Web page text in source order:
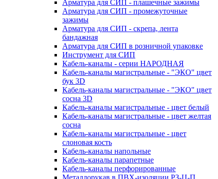
Арматура для СИП - плашечные зажимы
Арматура для СИП - промежуточные
зажимы
Арматура для СИП - скрепа, лента
бандажная
Арматура для СИП в розничной упаковке
Инструмент для СИП
Кабель-каналы - серии НАРОДНАЯ
Кабель-каналы магистральные - "ЭКО" цвет
бук 3D
Кабель-каналы магистральные - "ЭКО" цвет
сосна 3D
Кабель-каналы магистральные - цвет белый
Кабель-каналы магистральные - цвет желтая
сосна
Кабель-каналы магистральные - цвет
слоновая кость
Кабель-каналы напольные
Кабель-каналы парапетные
Кабель-каналы перфорированные
Металлорукав в ПВХ-изоляции РЗ-Ц-П